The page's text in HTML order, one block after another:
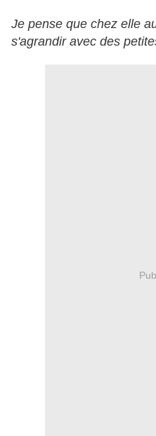
Je pense que chez elle
s'agrandir avec des